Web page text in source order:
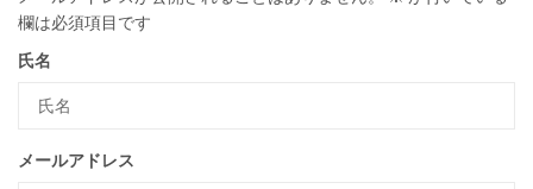
欄は必須項目です
氏名
メールアドレス